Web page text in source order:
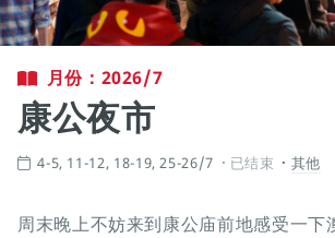
月份：2026/7
康公夜市
4-5, 11-12, 18-19, 25-26/7 已结束 其他
周末晚上不妨来到康公庙前地感受一下